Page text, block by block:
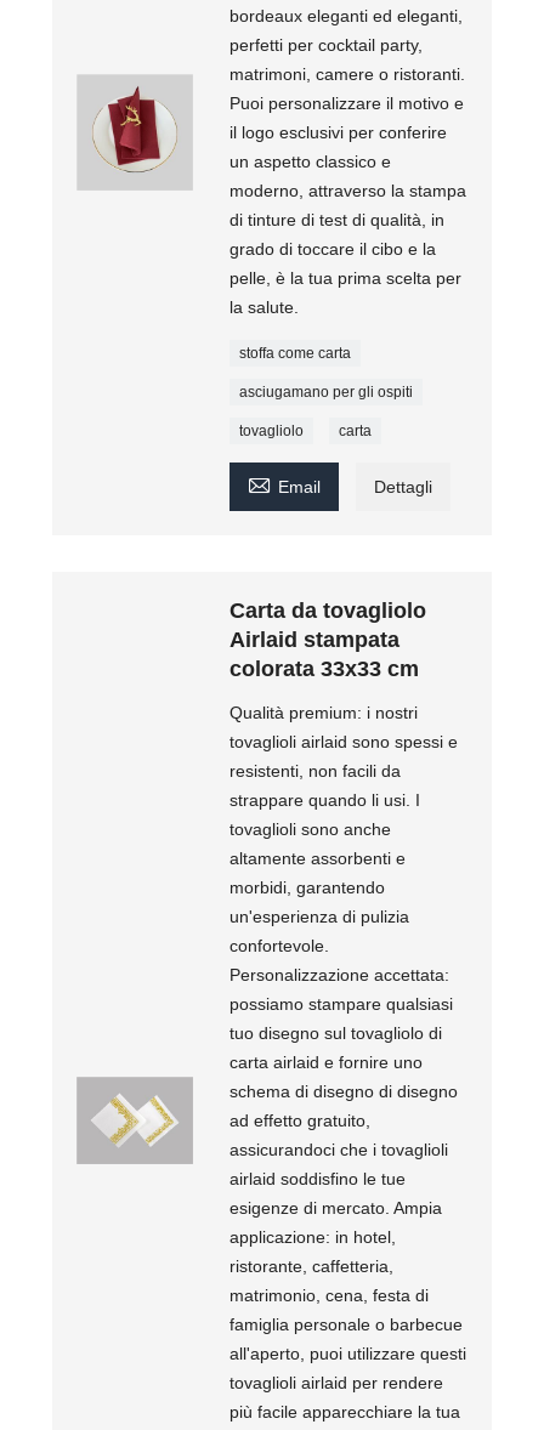
bordeaux eleganti ed eleganti,
perfetti per cocktail party,
matrimoni, camere o ristoranti.
Puoi personalizzare il motivo e
il logo esclusivi per conferire
un aspetto classico e
moderno, attraverso la stampa
di tinture di test di qualità, in
grado di toccare il cibo e la
pelle, è la tua prima scelta per
la salute.
stoffa come carta
asciugamano per gli ospiti
tovagliolo carta
 Email Dettagli
Carta da tovagliolo
Airlaid stampata
colorata 33x33 cm
Qualità premium: i nostri
tovaglioli airlaid sono spessi e
resistenti, non facili da
strappare quando li usi. I
tovaglioli sono anche
altamente assorbenti e
morbidi, garantendo
un'esperienza di pulizia
confortevole.
Personalizzazione accettata:
possiamo stampare qualsiasi
tuo disegno sul tovagliolo di
carta airlaid e fornire uno
schema di disegno di disegno
ad effetto gratuito,
assicurandoci che i tovaglioli
airlaid soddisfino le tue
esigenze di mercato. Ampia
applicazione: in hotel,
ristorante, caffetteria,
matrimonio, cena, festa di
famiglia personale o barbecue
all'aperto, puoi utilizzare questi
tovaglioli airlaid per rendere
più facile apparecchiare la tua